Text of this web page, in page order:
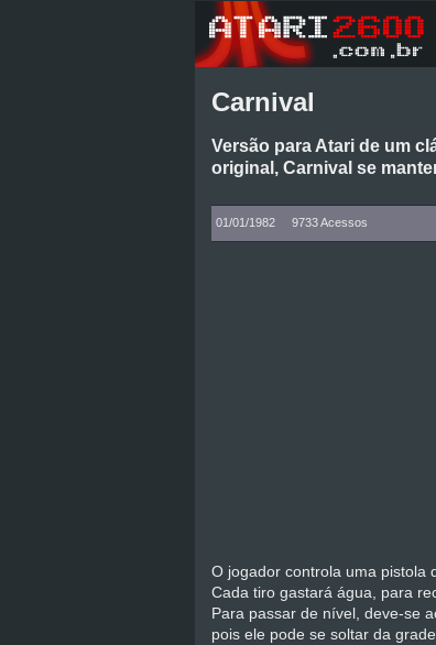
Carnival
Versão para Atari de um
original, Carnival se
01/01/1982 9733 Acessos
O jogador controla uma pistola
Cada tiro gastará água, para
Para passar de nível, deve-se
pois ele pode se soltar da